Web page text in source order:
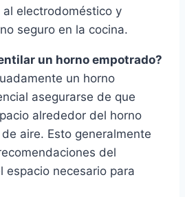
electrodoméstico y
seguro en la cocina.
un horno empotrado?
un horno
asegurarse de que
alrededor del horno
aire. Esto generalmente
del
espacio necesario para